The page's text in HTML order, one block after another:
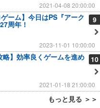
2021-04-08 20:00:00
9
ーム】今日はPS『アーク
周年！
2023-11-01 10:00:00
10
略】効率良くゲームを進め
2021-01-18 21:00:00
もっと見る ＞＞